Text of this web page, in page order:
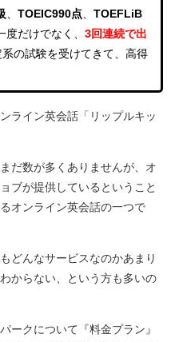
、TOEIC990点 、TOEFLiB
だけでなく、 3回連続で出
の試験を受けてきて、高得
ライン英会話「リップルキッ
だ数が多くありませんが、オ
ブが提供しているということ
オンライン英会話の一つで
どんなサービスなのかあまり
からない、という方も多いの
ークについて『料金プラン』